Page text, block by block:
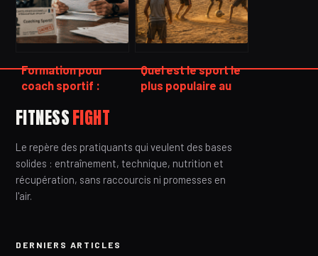
Formation pour
coach sportif :
diplôme qui coûte
Quel est le sport le
plus populaire au
démographique du
cricket et
émergence
FITNESSFIGHT
Le repère des pratiquants qui veulent des bases
solides : entraînement, technique, nutrition et
récupération, sans raccourcis ni promesses en
l'air.
DERNIERS ARTICLES